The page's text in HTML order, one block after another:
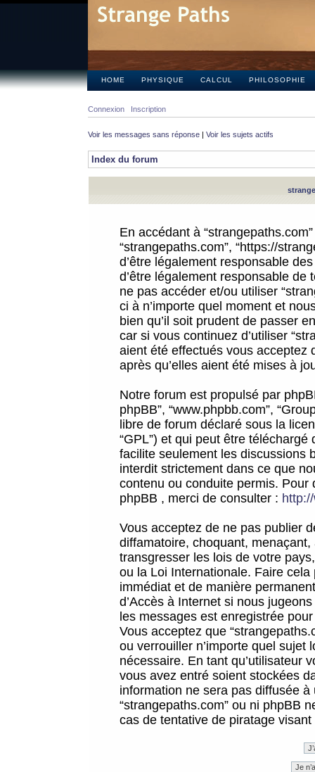
HOME PHYSIQUE CALCUL PHILOSOPHIE
Connexion Inscription
Voir les messages sans réponse | Voir les sujets actifs
Index du forum
En accédant à
“strangepaths.com”, “https://
d’être légalement responsable
d’être légalement responsable
ne pas accéder et/ou utiliser
ci à n’importe quel moment et
bien qu’il soit prudent de passer
car si vous continuez d’utiliser
aient été effectués vous acceptez
après qu’elles aient été mises à
Notre forum est propulsé par
phpBB”, “www.phpbb.com”,
libre de forum déclaré sous la
“GPL”) et qui peut être téléchargé
facilite seulement les discussions
interdit strictement dans ce que
contenu ou conduite permis.
phpBB , merci de consulter :
Vous acceptez de ne pas publier
diffamatoire, choquant,
transgresser les lois de votre
ou la Loi Internationale. Faire
immédiat et de manière
d’Accès à Internet si nous
les messages est enregistrée
Vous acceptez que
ou verrouiller n’importe quel sujet
nécessaire. En tant qu’utilisateur
vous avez entré soient stockées
information ne sera pas diffusée
“strangepaths.com” ou ni phpBB
cas de tentative de piratage